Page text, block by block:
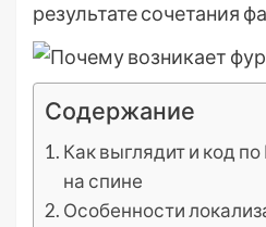
результате сочетания
Содержание
Как выглядит и код
на спине
Особенности